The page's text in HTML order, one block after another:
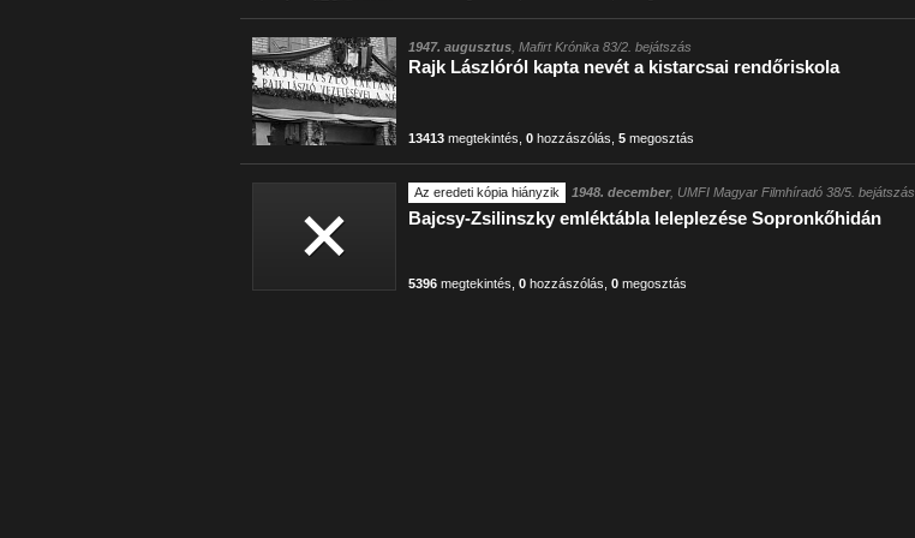
1947. augusztus, Mafirt Krónika 83/2. bejátszás
Rajk Lászlóról kapta nevét a kistarcsai rendőriskola
13413megtekintés 0hozzászólás 5megosztás
Az eredeti kópia hiányzik 1948. december, UMFI Magyar Filmhíradó 38/5. bejátszás
Bajcsy-Zsilinszky emléktábla leleplezése Sopronkőhidán
5396megtekintés 0hozzászólás 0megosztás